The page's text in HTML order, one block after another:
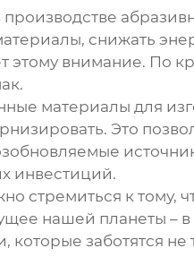
производстве
снижать
этому внимание. По
материалы для
Это
инвестиций.
стремиться к
нашей планеты –
заботятся не